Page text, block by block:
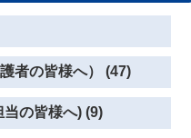
者の皆様へ） (47)
の皆様へ) (9)